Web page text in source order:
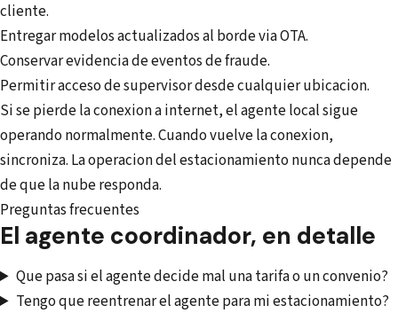
cliente.
Entregar modelos actualizados al borde via OTA.
Conservar evidencia de eventos de fraude.
Permitir acceso de supervisor desde cualquier ubicacion.
Si se pierde la conexion a internet, el agente local sigue
operando normalmente. Cuando vuelve la conexion,
sincroniza. La operacion del estacionamiento nunca depende
de que la nube responda.
Preguntas frecuentes
El agente coordinador, en detalle
Que pasa si el agente decide mal una tarifa o un convenio?
Tengo que reentrenar el agente para mi estacionamiento?